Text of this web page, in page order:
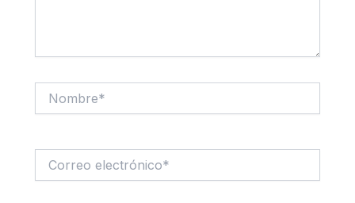
electrónico*